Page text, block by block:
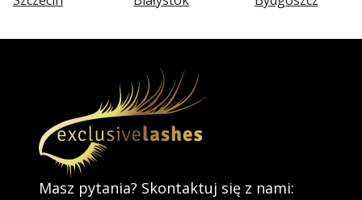
Masz pytania? Skontaktuj się z nami: